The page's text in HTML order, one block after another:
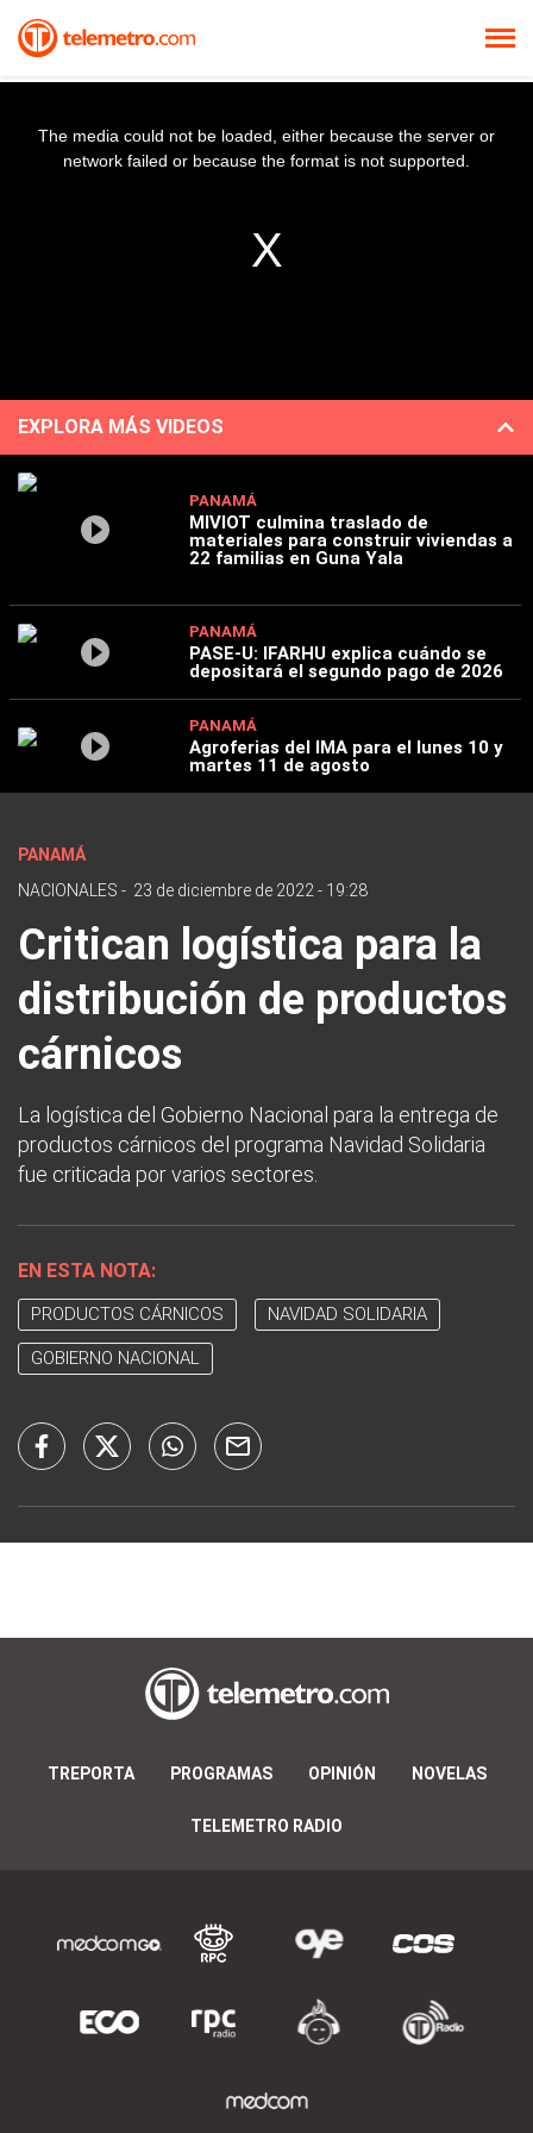
The media could not be loaded, either because the server or
network failed or because the format is not supported.
EXPLORA MÁS VIDEOS
PANAMÁ
MIVIOT culmina traslado de
materiales para construir viviendas a
22 familias en Guna Yala
PANAMÁ
PASE-U: IFARHU explica cuándo se
depositará el segundo pago de 2026
PANAMÁ
Agroferias del IMA para el lunes 10 y
martes 11 de agosto
PANAMÁ
NACIONALES - 23 de diciembre de 2022 - 19:28
Critican logística para la
distribución de productos
cárnicos
La logística del Gobierno Nacional para la entrega de
productos cárnicos del programa Navidad Solidaria
fue criticada por varios sectores.
EN ESTA NOTA:
PRODUCTOS CÁRNICOS NAVIDAD SOLIDARIA
GOBIERNO NACIONAL
TREPORTA PROGRAMAS OPINIÓN NOVELAS
TELEMETRO RADIO